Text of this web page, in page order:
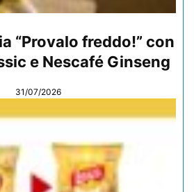
“Provalo freddo!” con
e Nescafé Ginseng
31/07/2026